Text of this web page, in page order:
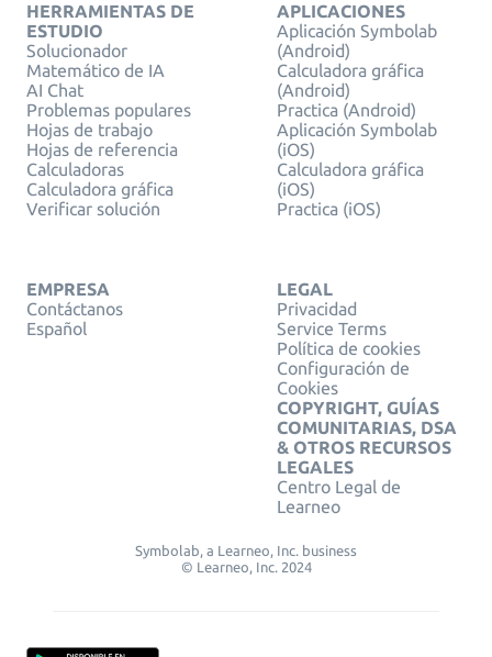
HERRAMIENTAS DE
ESTUDIO
Solucionador
Matemático de IA
AI Chat
Problemas populares
Hojas de trabajo
Hojas de referencia
Calculadoras
Calculadora gráfica
Verificar solución
APLICACIONES
Aplicación Symbolab
(Android)
Calculadora gráfica
(Android)
Practica (Android)
Aplicación Symbolab
(iOS)
Calculadora gráfica
(iOS)
Practica (iOS)
EMPRESA
Contáctanos
Español
LEGAL
Privacidad
Service Terms
Política de cookies
Configuración de
Cookies
COPYRIGHT, GUÍAS
COMUNITARIAS, DSA
& OTROS RECURSOS
LEGALES
Centro Legal de
Learneo
Symbolab, a Learneo, Inc. business
© Learneo, Inc. 2024